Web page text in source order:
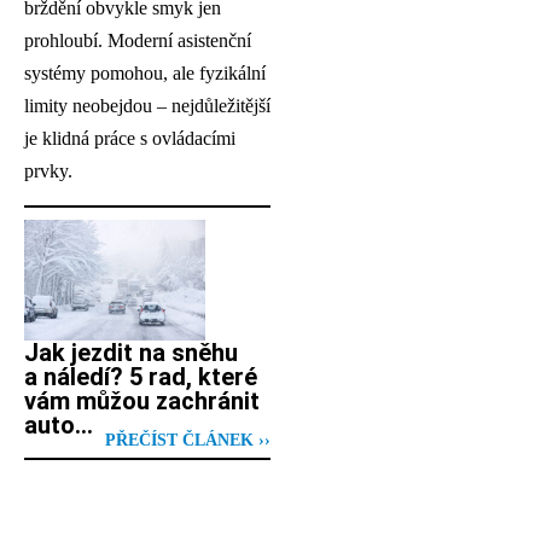
brždění obvykle smyk jen
prohloubí. Moderní asistenční
systémy pomohou, ale fyzikální
limity neobejdou – nejdůležitější
je klidná práce s ovládacími
prvky.
Jak jezdit na sněhu
a náledí? 5 rad, které
vám můžou zachránit
auto…
PŘEČÍST ČLÁNEK ››